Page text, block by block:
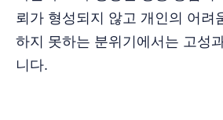
뢰가 형성되지 않고 개인의 어려
하지 못하는 분위기에서는 고성
니다.